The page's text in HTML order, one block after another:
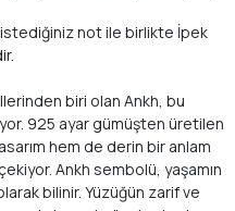
not ile birlikte İpek
biri olan Ankh, bu
925 ayar gümüşten üretilen
hem de derin bir anlam
Ankh sembolü, yaşamın
bilinir. Yüzüğün zarif ve